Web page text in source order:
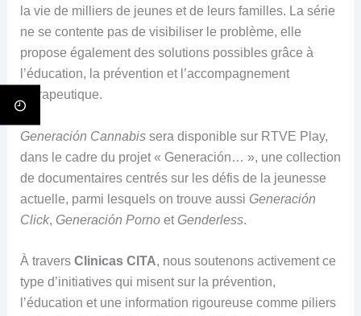
la vie de milliers de jeunes et de leurs familles. La série
ne se contente pas de visibiliser le problème, elle
propose également des solutions possibles grâce à
l’éducation, la prévention et l’accompagnement
thérapeutique.
Generación Cannabissera disponible sur RTVE Play,
dans le cadre du projet « Generación… », une collection
de documentaires centrés sur les défis de la jeunesse
actuelle, parmi lesquels on trouve aussi Generación
Click, Generación Pornoet Genderless.
À travers Clinicas CITA, nous soutenons activement ce
type d’initiatives qui misent sur la prévention,
l’éducation et une information rigoureuse comme piliers